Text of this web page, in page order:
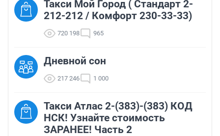
Такси Мой Город ( Стандарт 2-
212-212 / Комфорт 230-33-33)
720 198 965
Дневной сон
217 246 1 000
Такси Атлас 2-(383)-(383) КОД
НСК! Узнайте стоимость
ЗАРАНЕЕ! Часть 2